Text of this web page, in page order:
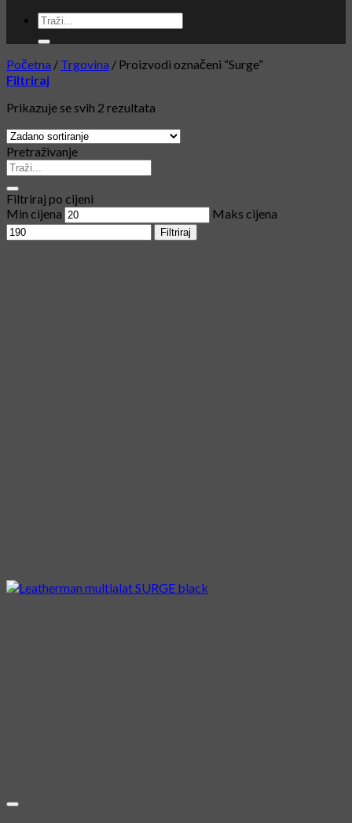
Početna / Trgovina / Proizvodi označeni “Surge”
Filtriraj
Prikazuje se svih 2 rezultata
Pretraživanje
Filtriraj po cijeni
Min cijena
Maks cijena
Filtriraj